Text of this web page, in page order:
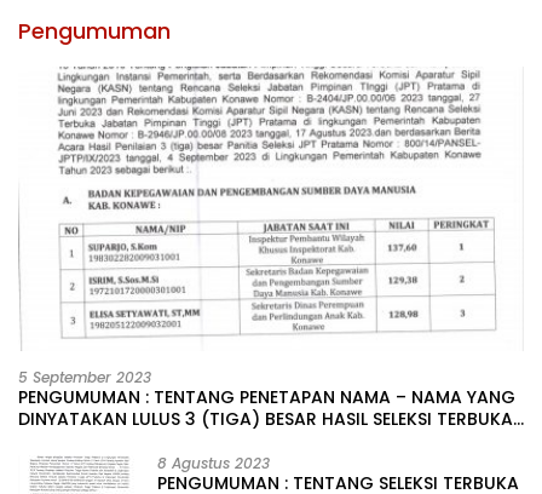
Pengumuman
5 September 2023
PENGUMUMAN : TENTANG PENETAPAN NAMA – NAMA YANG
DINYATAKAN LULUS 3 (TIGA) BESAR HASIL SELEKSI TERBUKA
LINGKUNGAN PEMERINTAH DAERAH KABUPATEN KONAWE
8 Agustus 2023
PENGUMUMAN : TENTANG SELEKSI TERBUKA